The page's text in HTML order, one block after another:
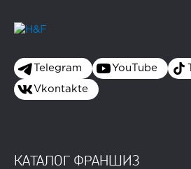
Telegram YouTube
Vkontakte
КАТАЛОГ ФРАНШИЗ